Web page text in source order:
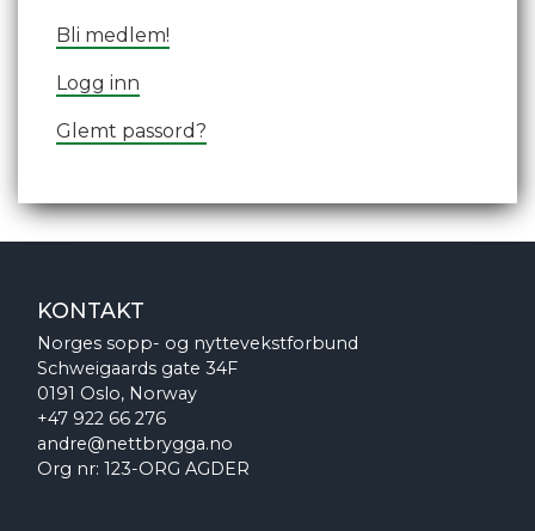
Bli medlem!
Logg inn
Glemt passord?
KONTAKT
Norges sopp- og nyttevekstforbund
Schweigaards gate 34F
0191 Oslo, Norway
+47 922 66 276
andre@nettbrygga.no
Org nr: 123-ORG AGDER